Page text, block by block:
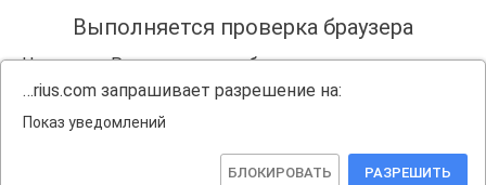
Выполняется проверка браузера
Нажмите «Разрешить», чтобы получать уведомления
…rius.com запрашивает разрешение на:
Показ уведомлений
БЛОКИРОВАТЬ РАЗРЕШИТЬ